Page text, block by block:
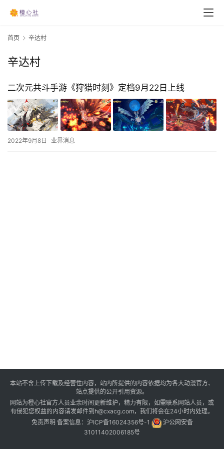
首页 辛达村
辛达村
二次元共斗手游《狩猎时刻》定档9月22日上线
2022年9月8日 业界消息
本站不含上传下载及经营性内容，站内所提供的内容依据均为各大动漫官方、
站点提供的公开引用资源。
网站为橙心社官方人员业余时间更新维护，精力有限，如需联系网站人员，或
有侵犯您权益的内容请发邮件到h@cxacg.com，我们将会在24小时内处理。
免责声明 备案信息： 沪ICP备16024356号-1
沪公网安备
31011402006185号